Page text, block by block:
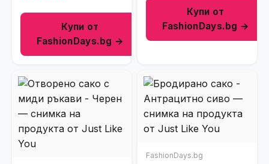
Купи от
FashionDays.bg →
Купи от
FashionDays.bg →
FashionDays.bg